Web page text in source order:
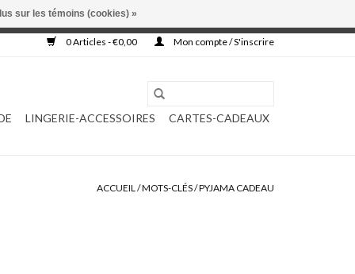
0 Articles - €0,00 Mon compte / S'inscrire
LINGERIE-ACCESSOIRES CARTES-CADEAUX
ACCUEIL/MOTS-CLÉS/PYJAMA CADEAU
sur les témoins (cookies) »
ni complétée.